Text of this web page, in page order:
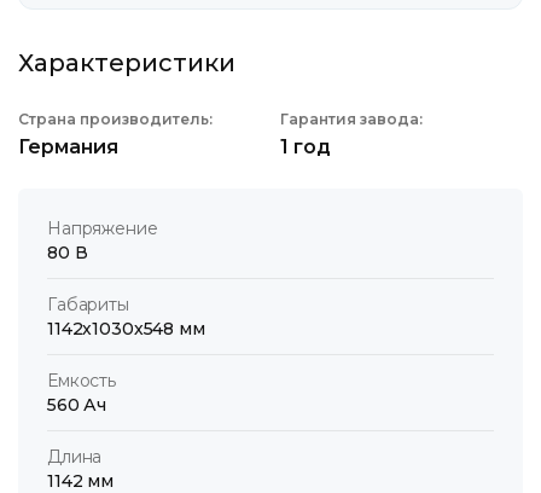
Характеристики
Страна производитель:
Германия
Гарантия завода:
1 год
Напряжение
80 В
Габариты
1142х1030х548 мм
Емкость
560 Ач
Длина
1142 мм